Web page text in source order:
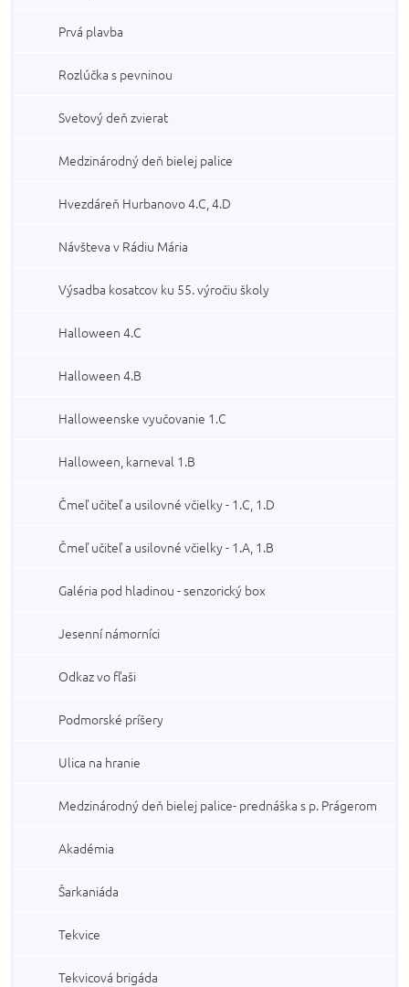
Prvá plavba
Rozlúčka s pevninou
Svetový deň zvierat
Medzinárodný deň bielej palice
Hvezdáreň Hurbanovo 4.C, 4.D
Návšteva v Rádiu Mária
Výsadba kosatcov ku 55. výročiu školy
Halloween 4.C
Halloween 4.B
Halloweenske vyučovanie 1.C
Halloween, karneval 1.B
Čmeľ učiteľ a usilovné včielky - 1.C, 1.D
Čmeľ učiteľ a usilovné včielky - 1.A, 1.B
Galéria pod hladinou - senzorický box
Jesenní námorníci
Odkaz vo fľaši
Podmorské príšery
Ulica na hranie
Medzinárodný deň bielej palice- prednáška s p. Prágerom
Akadémia
Šarkaniáda
Tekvice
Tekvicová brigáda